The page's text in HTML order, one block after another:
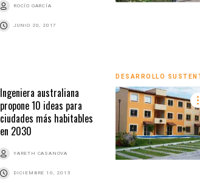
ROCÍO GARCÍA
JUNIO 20, 2017
Ingeniera australiana
propone 10 ideas para
ciudades más habitables
en 2030
YARETH CASANOVA
DICIEMBRE 10, 2015
DESARROLLO